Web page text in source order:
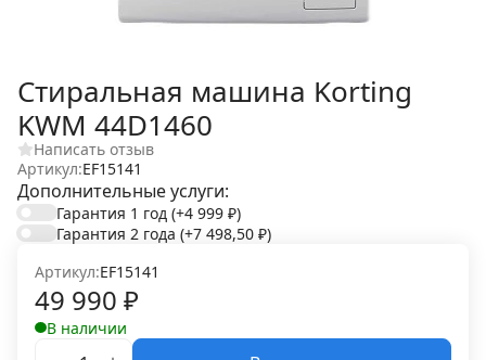
Стиральная машина Korting
KWM 44D1460
Написать отзыв
Артикул:EF15141
Дополнительные услуги:
Гарантия 1 год (+4 999 ₽)
Гарантия 2 года (+7 498,50 ₽)
Артикул:EF15141
49 990 ₽
В наличии